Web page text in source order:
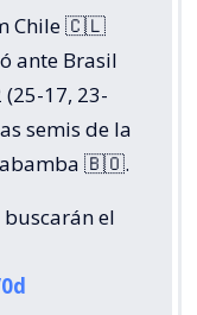
Chile 🇨🇱
ante Brasil
17, 23-
semis de la
🇧🇴.
el